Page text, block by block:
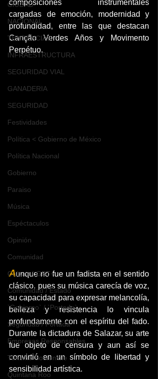
CIUDAD
NACIONAL
TENDENCIAS
INFRAESTRUCTURA
SEGURIDAD VIAL
GANADERIA
SEGURIDAD
Festividades
Política < Gobierno de México
Política Nacional
Gobierno
Paraiso
Música
Espéctaculos
Opinión
Comunidad
Cultura LGBT+
Comunidad / Estado
`Gobierno` / `Portada`
Seguridad / Portada
Empresas Responsables
Turismo Sostenible
Quintana Roo
composiciones instrumentales
cargadas de emoción, modernidad y
profundidad, entre las que destacan
Canção Verdes Años y Movimento
Perpétuo.
Aunque no fue un fadista en el sentido
clásico, pues su música carecía de voz,
su capacidad para expresar melancolía,
belleza y resistencia lo vincula
profundamente con el espíritu del fado.
Durante la dictadura de Salazar, su arte
fue objeto de censura y aun así se
convirtió en un símbolo de libertad y
sensibilidad artística.